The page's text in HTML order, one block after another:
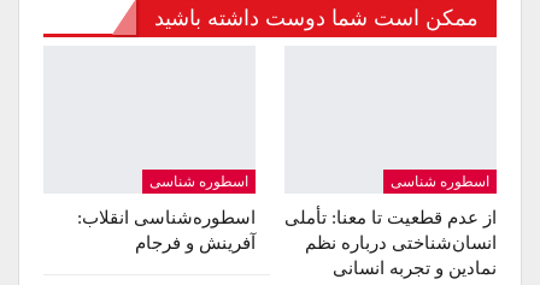
ممکن است شما دوست داشته باشید
اسطوره شناسی
از عدم قطعیت تا معنا: تأملی
انسان‌شناختی درباره نظم
نمادین و تجربه انسانی
اسطوره شناسی
اسطوره‌شناسی انقلاب:
آفرینش و فرجام